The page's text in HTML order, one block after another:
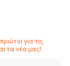
για τις
τα νέα μας!